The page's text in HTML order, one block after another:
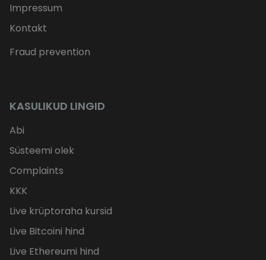
Impressum
Kontakt
Fraud prevention
KASULIKUD LINGID
Abi
Süsteemi olek
Complaints
KKK
Live krüptoraha kursid
Live Bitcoini hind
Live Ethereumi hind